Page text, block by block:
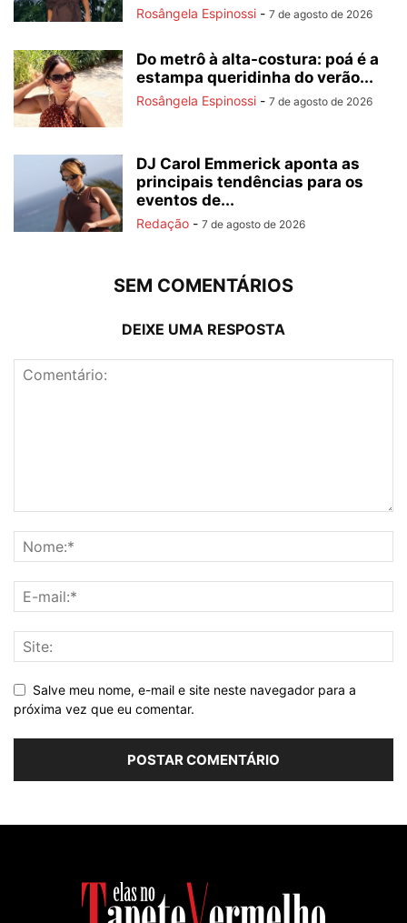
Rosângela Espinossi - 7 de agosto de 2026
Do metrô à alta-costura: poá é a
estampa queridinha do verão...
Rosângela Espinossi - 7 de agosto de 2026
DJ Carol Emmerick aponta as
principais tendências para os
eventos de...
Redação - 7 de agosto de 2026
SEM COMENTÁRIOS
DEIXE UMA RESPOSTA
Salve meu nome, e-mail e site neste navegador para a
próxima vez que eu comentar.